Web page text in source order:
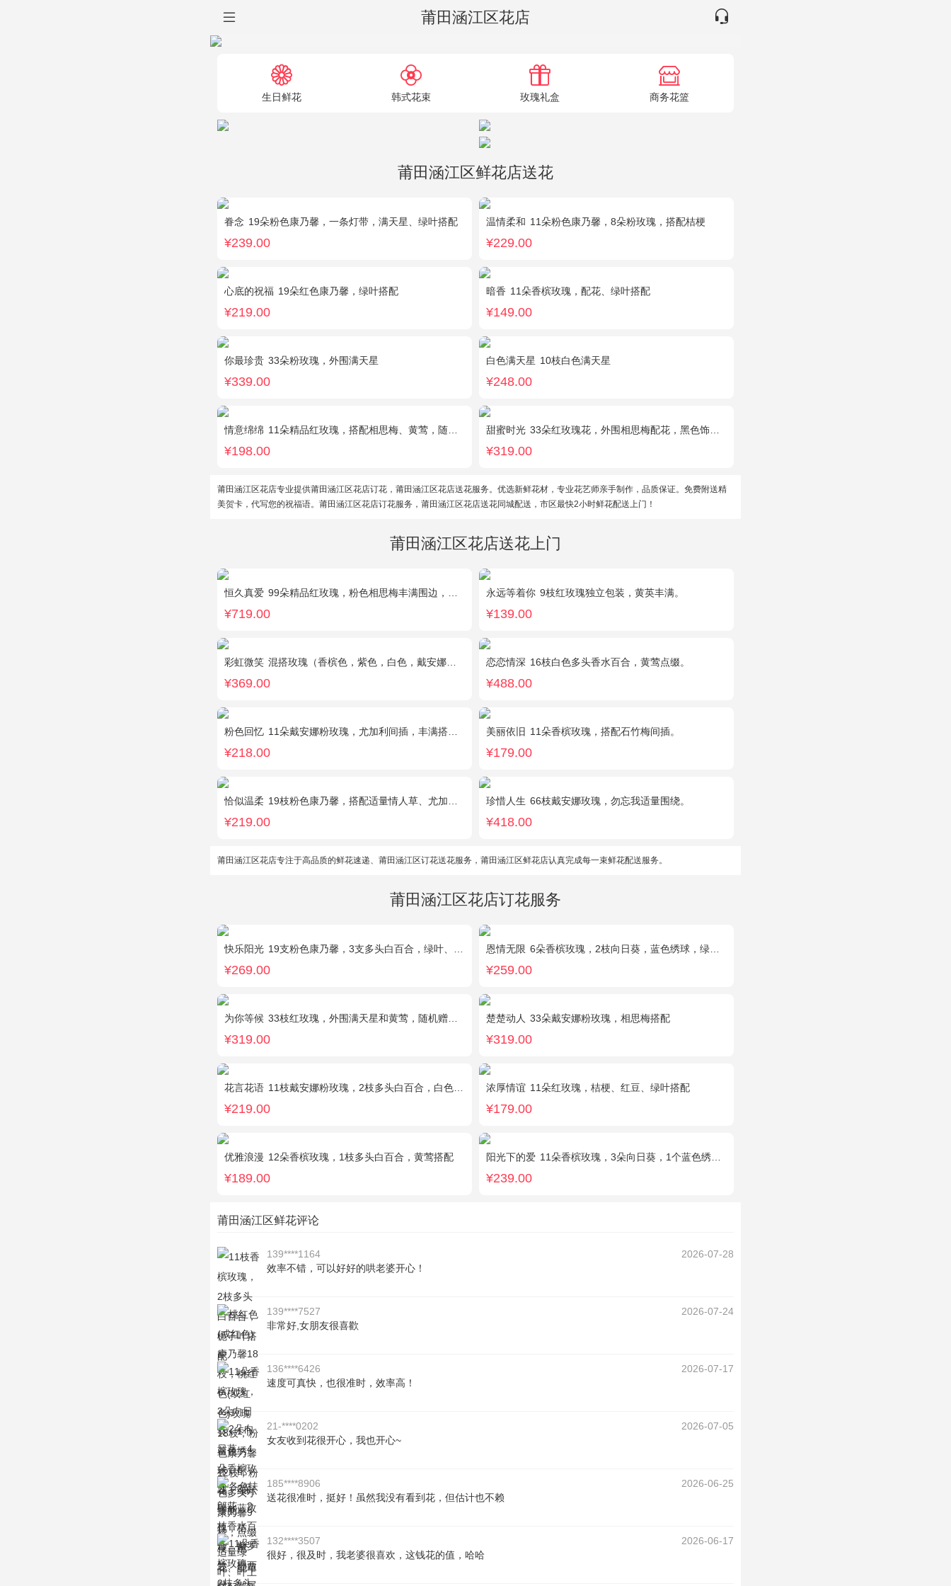
莆田涵江区花店
生日鲜花 韩式花束 玫瑰礼盒 商务花篮
莆田涵江区鲜花店送花
眷念 19朵粉色康乃馨，一条灯带，满天星、绿叶搭配
¥239.00
温情柔和 11朵粉色康乃馨，8朵粉玫瑰，搭配桔梗
¥229.00
心底的祝福 19朵红色康乃馨，绿叶搭配
¥219.00
暗香 11朵香槟玫瑰，配花、绿叶搭配
¥149.00
你最珍贵 33朵粉玫瑰，外围满天星
¥339.00
白色满天星 10枝白色满天星
¥248.00
情意绵绵 11朵精品红玫瑰，搭配相思梅、黄莺，随机赠送一对小熊。
¥198.00
甜蜜时光 33朵红玫瑰花，外围相思梅配花，黑色饰条环绕
¥319.00
莆田涵江区花店专业提供莆田涵江区花店订花，莆田涵江区花店送花服务。优选新鲜花材，专业花艺师亲手制作，品质保证。免费附送精
美贺卡，代写您的祝福语。莆田涵江区花店订花服务，莆田涵江区花店送花同城配送，市区最快2小时鲜花配送上门！
莆田涵江区花店送花上门
恒久真爱 99朵精品红玫瑰，粉色相思梅丰满围边，搭配皇冠、黑色缎带装饰
¥719.00
永远等着你 9枝红玫瑰独立包装，黄英丰满。
¥139.00
彩虹微笑 混搭玫瑰（香槟色，紫色，白色，戴安娜粉色）共52朵，相思梅、桔梗配花
¥369.00
恋恋情深 16枝白色多头香水百合，黄莺点缀。
¥488.00
粉色回忆 11朵戴安娜粉玫瑰，尤加利间插，丰满搭配绿叶
¥218.00
美丽依旧 11朵香槟玫瑰，搭配石竹梅间插。
¥179.00
恰似温柔 19枝粉色康乃馨，搭配适量情人草、尤加利叶
¥219.00
珍惜人生 66枝戴安娜玫瑰，勿忘我适量围绕。
¥418.00
莆田涵江区花店专注于高品质的鲜花速递、莆田涵江区订花送花服务，莆田涵江区鲜花店认真完成每一束鲜花配送服务。
莆田涵江区花店订花服务
快乐阳光 19支粉色康乃馨，3支多头白百合，绿叶、黄莺点缀。
¥269.00
恩情无限 6朵香槟玫瑰，2枝向日葵，蓝色绣球，绿色桔梗、绿叶搭配
¥259.00
为你等候 33枝红玫瑰，外围满天星和黄莺，随机赠送两只公仔
¥319.00
楚楚动人 33朵戴安娜粉玫瑰，相思梅搭配
¥319.00
花言花语 11枝戴安娜粉玫瑰，2枝多头白百合，白色相思梅、栀子叶搭配
¥219.00
浓厚情谊 11朵红玫瑰，桔梗、红豆、绿叶搭配
¥179.00
优雅浪漫 12朵香槟玫瑰，1枝多头白百合，黄莺搭配
¥189.00
阳光下的爱 11朵香槟玫瑰，3朵向日葵，1个蓝色绣球，配花、绿叶搭配
¥239.00
莆田涵江区鲜花评论
139****1164
2026-07-28
效率不错，可以好好的哄老婆开心！
139****7527
2026-07-24
非常好,女朋友很喜歡
136****6426
2026-07-17
速度可真快，也很准时，效率高！
21-****0202
2026-07-05
女友收到花很开心，我也开心~
185****8906
2026-06-25
送花很准时，挺好！虽然我没有看到花，但估计也不赖
132****3507
2026-06-17
很好，很及时，我老婆很喜欢，这钱花的值，哈哈